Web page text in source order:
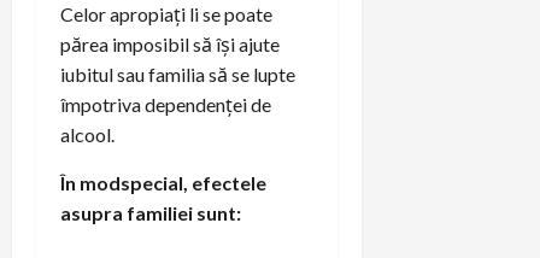
Celor apropiați li se poate
părea imposibil să își ajute
iubitul sau familia să se lupte
împotriva dependenței de
alcool.
În modspecial, efectele
asupra familiei sunt: